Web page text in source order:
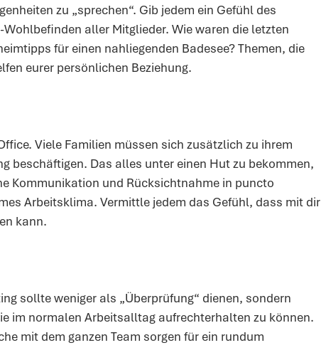
zu „sprechen“. Gib jedem ein Gefühl des
aller Mitglieder. Wie waren die letzten
für einen nahliegenden Badesee? Themen, die
eurer persönlichen Beziehung.
Viele Familien müssen sich zusätzlich zu ihrem
beschäftigen. Das alles unter einen Hut zu bekommen,
Kommunikation und Rücksichtnahme in puncto
Arbeitsklima. Vermittle jedem das Gefühl, dass mit dir
kann.
sollte weniger als „Überprüfung“ dienen, sondern
im normalen Arbeitsalltag aufrechterhalten zu können.
mit dem ganzen Team sorgen für ein rundum